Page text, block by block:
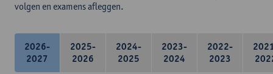
volgen en examens afleggen.
2026-
2027
2025-
2026
2024-
2025
2023-
2024
2022-
2023